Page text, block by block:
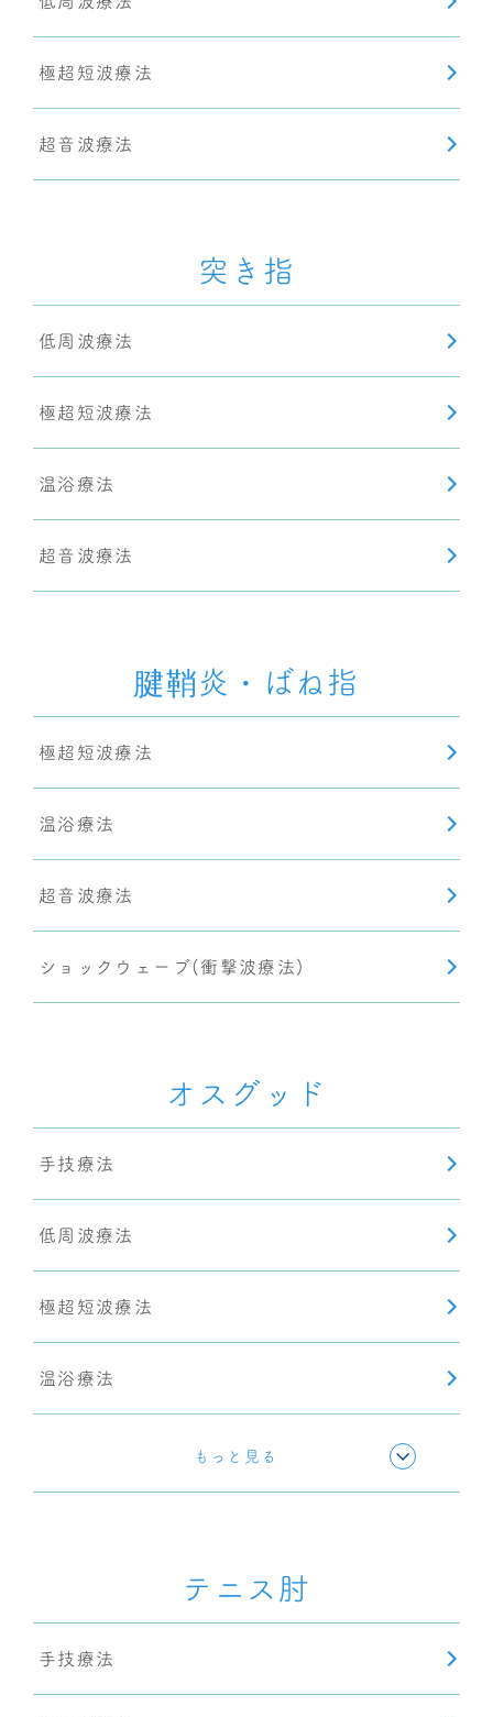
極超短波療法
超音波療法
突き指
低周波療法
極超短波療法
温浴療法
超音波療法
腱鞘炎・ばね指
極超短波療法
温浴療法
超音波療法
ショックウェーブ(衝撃波療法)
オスグッド
手技療法
低周波療法
極超短波療法
温浴療法
もっと見る
テニス肘
手技療法